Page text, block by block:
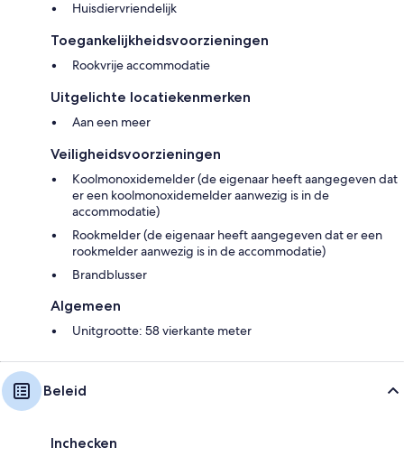
Huisdiervriendelijk
Toegankelijkheidsvoorzieningen
Rookvrije accommodatie
Uitgelichte locatiekenmerken
Aan een meer
Veiligheidsvoorzieningen
Koolmonoxidemelder (de eigenaar heeft aangegeven dat
er een koolmonoxidemelder aanwezig is in de
accommodatie)
Rookmelder (de eigenaar heeft aangegeven dat er een
rookmelder aanwezig is in de accommodatie)
Brandblusser
Algemeen
Unitgrootte: 58 vierkante meter
Beleid
Inchecken